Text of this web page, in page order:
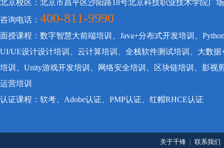
北京校区：北京市昌平区沙阳路18号北京科技职业技术学院广
咨询电话： 400-811-9990
面授课程：数字智慧大前端培训、Java+分布式开发培训、
UI/UE设计设计培训、云计算培训、全栈软件测试培训、大数
培训、Unity游戏开发培训、网络安全培训、区块链培训、影视
运营培训
认证课程：软考、Adobe认证、PMP认证、红帽RHCE认证
关于千锋 | 联系我们